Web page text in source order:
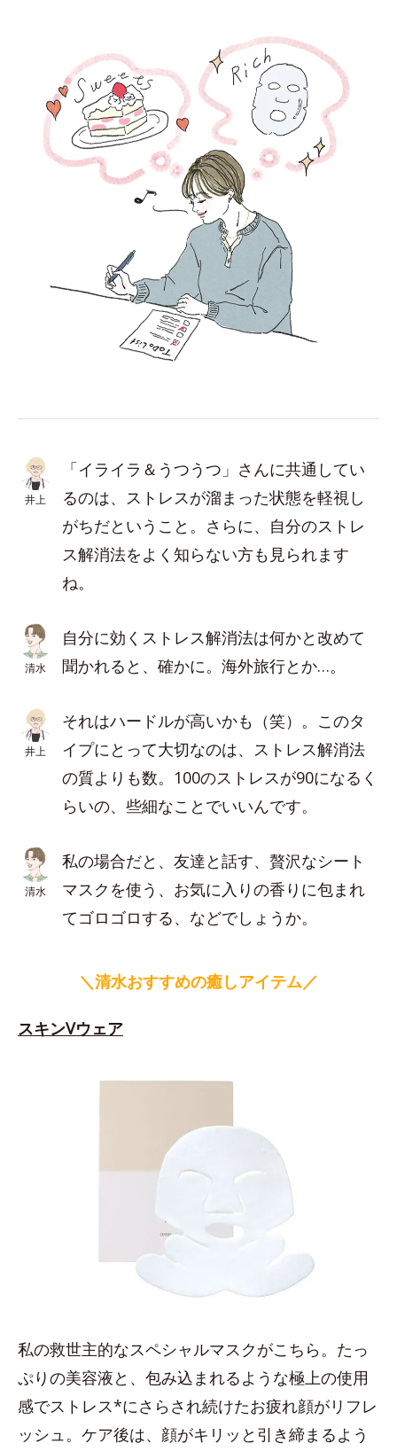
井上
「イライラ＆うつうつ」さんに共通してい
るのは、ストレスが溜まった状態を軽視し
がちだということ。さらに、自分のストレ
ス解消法をよく知らない方も見られます
ね。
清水
自分に効くストレス解消法は何かと改めて
聞かれると、確かに。海外旅行とか…。
井上
それはハードルが高いかも（笑）。このタ
イプにとって大切なのは、ストレス解消法
の質よりも数。100のストレスが90になるく
らいの、些細なことでいいんです。
清水
私の場合だと、友達と話す、贅沢なシート
マスクを使う、お気に入りの香りに包まれ
てゴロゴロする、などでしょうか。
＼清水おすすめの癒しアイテム／
スキンVウェア
私の救世主的なスペシャルマスクがこちら。たっ
ぷりの美容液と、包み込まれるような極上の使用
感でストレス*にさらされ続けたお疲れ顔がリフレ
ッシュ。ケア後は、顔がキリッと引き締まるよう